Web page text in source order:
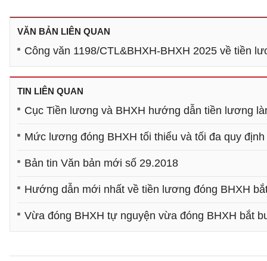
VĂN BẢN LIÊN QUAN
Công văn 1198/CTL&BHXH-BHXH 2025 về tiền
TIN LIÊN QUAN
Cục Tiền lương và BHXH hướng dẫn tiền lương
Mức lương đóng BHXH tối thiểu và tối đa quy
Bản tin Văn bản mới số 29.2018
Hướng dẫn mới nhất về tiền lương đóng BHXH
Vừa đóng BHXH tự nguyện vừa đóng BHXH bắt